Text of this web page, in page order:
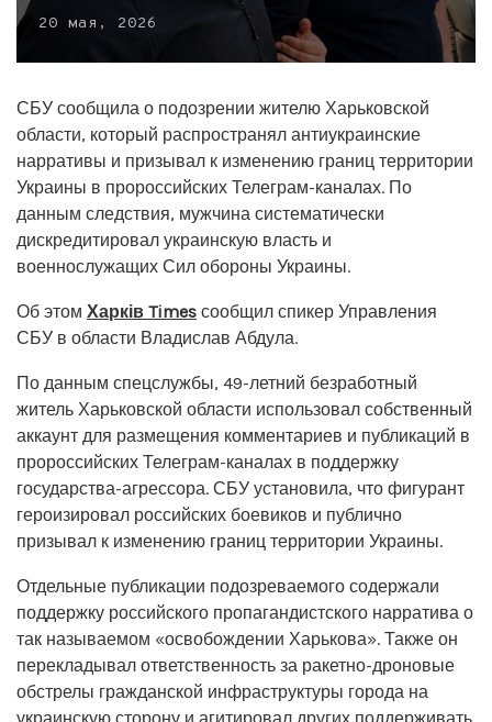
20 мая, 2026
СБУ сообщила о подозрении жителю Харьковской
области, который распространял антиукраинские
нарративы и призывал к изменению границ территории
Украины в пророссийских Телеграм-каналах. По
данным следствия, мужчина систематически
дискредитировал украинскую власть и
военнослужащих Сил обороны Украины.
Об этом Харків Times сообщил спикер Управления
СБУ в области Владислав Абдула.
По данным спецслужбы, 49-летний безработный
житель Харьковской области использовал собственный
аккаунт для размещения комментариев и публикаций в
пророссийских Телеграм-каналах в поддержку
государства-агрессора. СБУ установила, что фигурант
героизировал российских боевиков и публично
призывал к изменению границ территории Украины.
Отдельные публикации подозреваемого содержали
поддержку российского пропагандистского нарратива о
так называемом «освобождении Харькова». Также он
перекладывал ответственность за ракетно-дроновые
обстрелы гражданской инфраструктуры города на
украинскую сторону и агитировал других поддерживать